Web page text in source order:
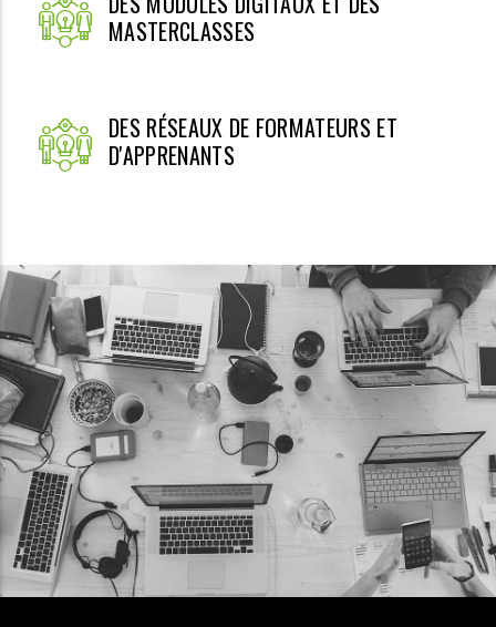
MASTERCLASSES
DES RÉSEAUX DE FORMATEURS ET
D'APPRENANTS